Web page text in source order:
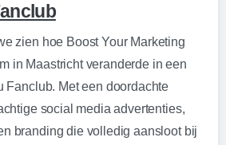
zien hoe Boost Your Marketing
in Maastricht veranderde in een
Fanclub. Met een doordachte
social media advertenties,
branding die volledig aansloot bij